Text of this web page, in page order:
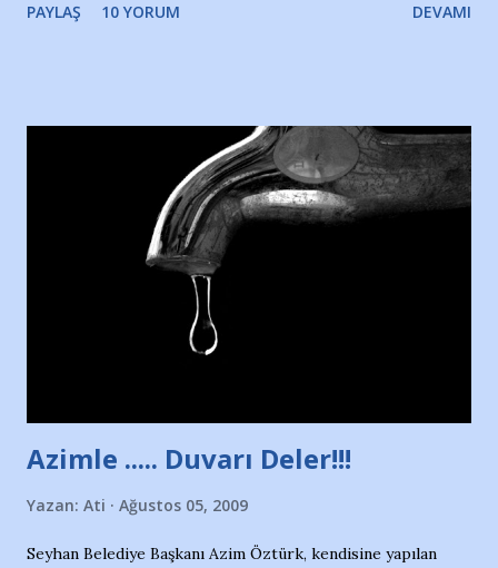
Yazımı, ağlayarak bitirebildim ancak…Kendisinin web
Nesrin’in Hikayesi’ne başlıyorum… 1964 Adana Yüzme
havuzunun kenarında 7 yaşında kara kuru bir kız çocuğu
duruyor. Havuzun içinde Adana Demirspor Kulübü
yüzücüleri. Erkekler çoğunlukta. Küçük kız etrafına bakıyor.
Sadece 4 kız çocuğu var. Nesrin, Adana Demirspor’un 4
kızından biri oluyor o gün…Giriyor havuza. 1973 – 1975
Adana Nesrin, 16 yaşında. Yüzüyor. 7 yaşında girdiği
Türkiye 3.lüğü var. 17 yaşında mar...
PAYLAŞ 10 YORUM DEVAMI
Azimle ..... Duvarı Deler!!!
Yazan: Ati Ağustos 05, 2009
Seyhan Belediye Başkanı Azim Öztürk, kendisine yapılan